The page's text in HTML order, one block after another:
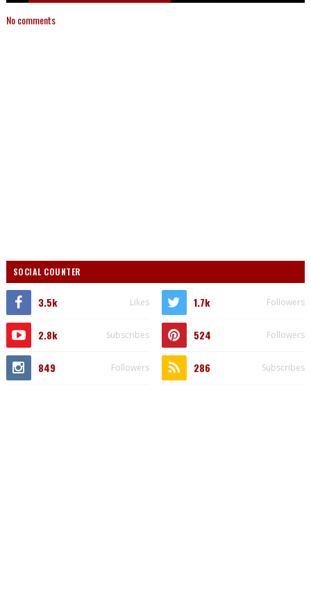
No comments
SOCIAL COUNTER
3.5k Likes 1.7k Followers
2.8k Subscribes 524 Followers
849 Followers 286 Subscribes